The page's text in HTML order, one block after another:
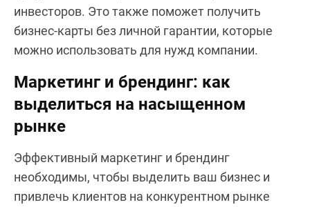
инвесторов. Это также поможет получить
бизнес-карты без личной гарантии, которые
можно использовать для нужд компании.
Маркетинг и брендинг: как
выделиться на насыщенном
рынке
Эффективный маркетинг и брендинг
необходимы, чтобы выделить ваш бизнес и
привлечь клиентов на конкурентном рынке